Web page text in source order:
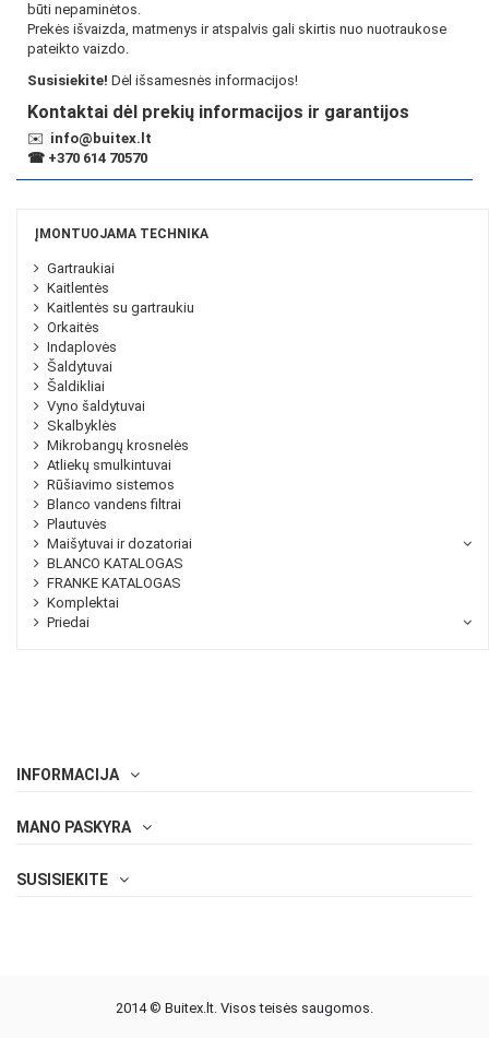
būti nepaminėtos.
Prekės išvaizda, matmenys ir atspalvis gali skirtis nuo nuotraukose
pateikto vaizdo.
Susisiekite! Dėl išsamesnės informacijos!
Kontaktai dėl prekių informacijos ir garantijos
✉️ info@buitex.lt
☎ +370 614 70570
ĮMONTUOJAMA TECHNIKA
Gartraukiai
Kaitlentės
Kaitlentės su gartraukiu
Orkaitės
Indaplovės
Šaldytuvai
Šaldikliai
Vyno šaldytuvai
Skalbyklės
Mikrobangų krosnelės
Atliekų smulkintuvai
Rūšiavimo sistemos
Blanco vandens filtrai
Plautuvės
Maišytuvai ir dozatoriai
BLANCO KATALOGAS
FRANKE KATALOGAS
Komplektai
Priedai
INFORMACIJA
MANO PASKYRA
SUSISIEKITE
2014 © Buitex.lt. Visos teisės saugomos.